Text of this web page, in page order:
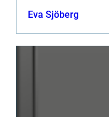
Eva Sjöberg